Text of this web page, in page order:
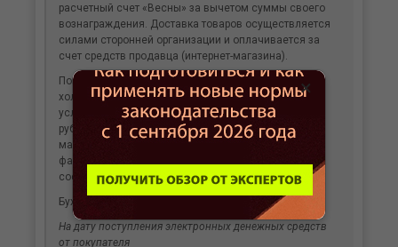
расчетный счет «Весны» за вычетом суммы своего
вознаграждения. Доставка товаров осуществляется
силами сторонней организации и оплачивается за
счет средств продавца (интернет-магазина).
Покупатель приобрел в интернет-магазине
холодильник стоимостью 18 000 руб. Стоимость
услуг по доставке холодильника составляет 1000
руб. (в том числе НДС). Учет товара в интернет-
магазине ведется по ценам приобретения,
фактическая себестоимость холодильника
составляет 10 000 руб.
Бухгалтер «Весны» сделает следующие проводки.
На дату поступления электронных денежных средств
от покупателя
×